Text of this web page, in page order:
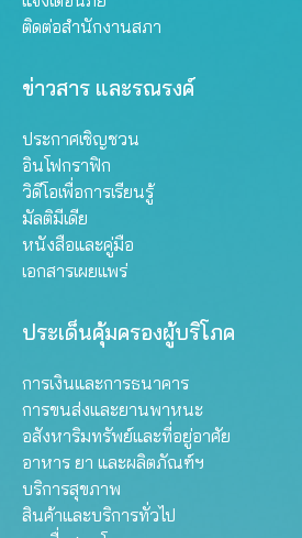
ติดต่อสำนักงานสภา
ข่าวสาร และรณรงค์
ประกาศเชิญชวน
อินโฟกราฟิก
วิดีโอเพื่อการเรียนรู้
มัลติมีเดีย
หนังสือและคู่มือ
เอกสารเผยแพร่
ประเด็นคุ้มครองผู้บริโภค
การเงินและการธนาคาร
การขนส่งและยานพาหนะ
อสังหาริมทรัพย์และที่อยู่อาศัย
อาหาร ยา และผลิตภัณฑ์ฯ
บริการสุขภาพ
สินค้าและบริการทั่วไป